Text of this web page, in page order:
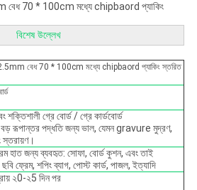
বেধ 70 * 100cm মধ্যে chipbaord প্যাকিং
বিশেষ উল্লেখ
2.5mm বেধ 70 * 100cm মধ্যে chipbaord প্যাকিং স্তরিত
গ্রে বোর্ড / গ্রে কার্ডবোর্ড
বড় রূপান্তর পদ্ধতি জন্য ভাল, যেমন gravure মুদ্রণ,
স্তরায়ণ।
হাত জন্য ব্যবহৃত: সোফা, বোর্ড কুশন, এবং তাই
ফ্রেম, শপিং ব্যাগ, পোস্ট কার্ড, পাজল, ইত্যাদি
২0-২5 দিন পর